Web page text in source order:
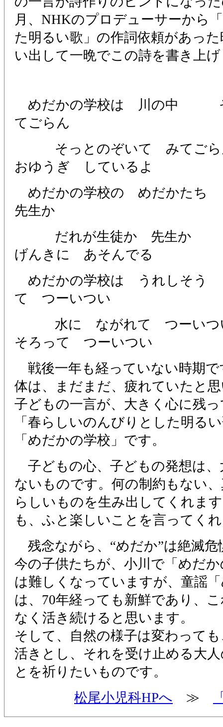
月、NHKのプロデューサーから
た明るい歌」の作詞依頼があっ
い出して一晩でこの詩を書き上
めだかの学校は 川の中
てごらん
そっとのぞいて みて
おゆうぎ しているよ
めだかの学校の めだか
先生か
だれが生徒か 先生
げんきに あそんでる
めだかの学校は うれしそ
て つーいつい
水に ながれて つーい
そろって つーいつい
戦後一年も経っていない時期で
体は、まだまだ、疲れていたと
子どもの一言が、大きく心に残
「春らしいのんびりとした明る
「めだかの学校」です。
子どもの心、子どもの発想は
ないものです。何の制約もない
らしいものを生み出してくれま
も、ふと楽しいことを言ってく
残念ながら、“めだか”は絶滅危
今の子供たちが、小川で「めだ
は難しくなっていますが、童謡
は、70年経っても新鮮であり、
なく活き続けると思います。
そして、自然の様子は変わって
活きとし、それを受け止める大
とを祈りたいものです。
松尾小児科HPへ ≫